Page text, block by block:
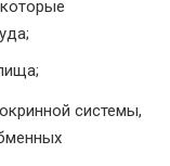
системы,